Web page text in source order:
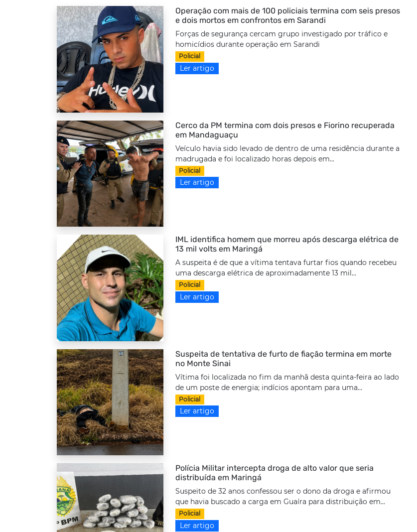
Operação com mais de 100 policiais termina com seis presos
e dois mortos em confrontos em Sarandi
Forças de segurança cercam grupo investigado por tráfico e
homicídios durante operação em Sarandi
Policial
Ler artigo
Cerco da PM termina com dois presos e Fiorino recuperada
em Mandaguaçu
Veículo havia sido levado de dentro de uma residência durante a
madrugada e foi localizado horas depois em...
Policial
Ler artigo
IML identifica homem que morreu após descarga elétrica de
13 mil volts em Maringá
A suspeita é de que a vítima tentava furtar fios quando recebeu
uma descarga elétrica de aproximadamente 13 mil...
Policial
Ler artigo
Suspeita de tentativa de furto de fiação termina em morte
no Monte Sinai
Vítima foi localizada no fim da manhã desta quinta-feira ao lado
de um poste de energia; indícios apontam para uma...
Policial
Ler artigo
Polícia Militar intercepta droga de alto valor que seria
distribuída em Maringá
Suspeito de 32 anos confessou ser o dono da droga e afirmou
que havia buscado a carga em Guaíra para distribuição em...
Policial
Ler artigo